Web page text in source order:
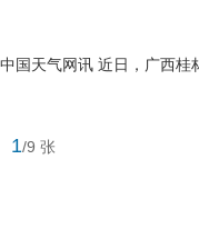
1/9 张
中国天气网讯 近日，广西桂